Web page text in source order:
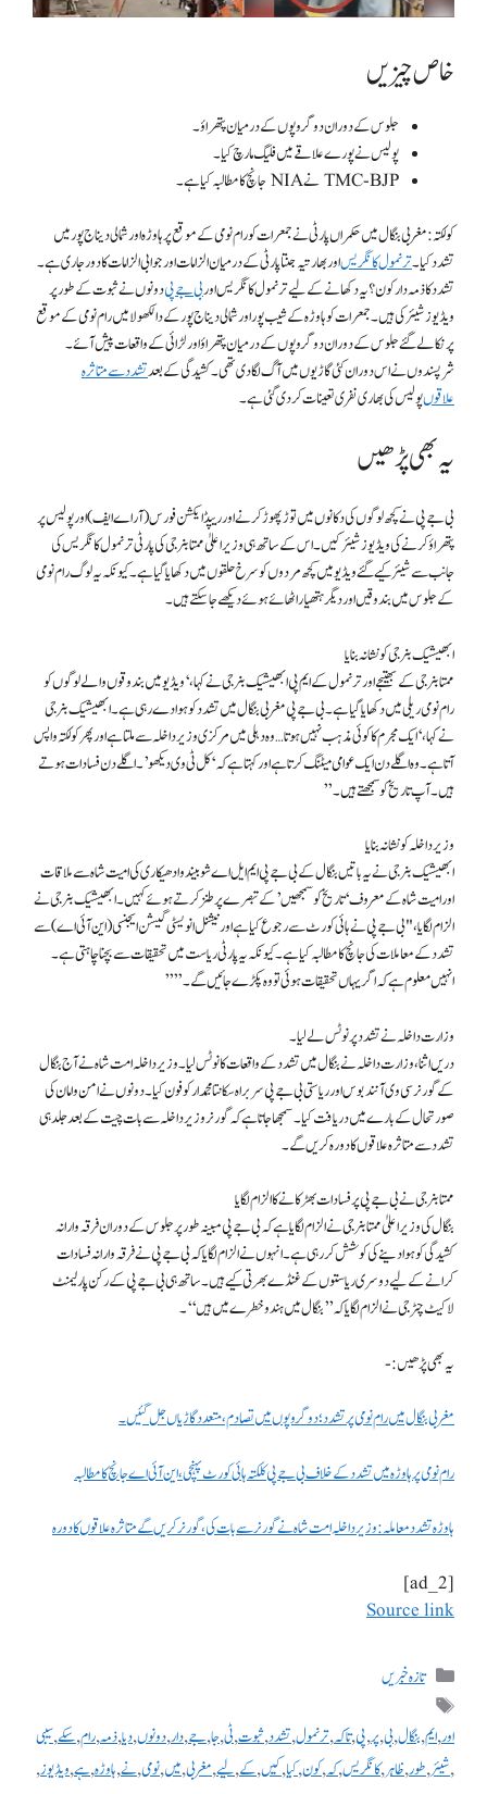
خاص چیزیں
جلوس کے دوران دو گروپوں کے درمیان پتھراؤ۔
پولیس نے پورے علاقے میں فلیگ مارچ کیا۔
TMC-BJP نے NIA جانچ کا مطالبہ کیا ہے۔
کولکتہ:مغربی بنگال میں حکمراں پارٹی نے جمعرات کو رام نومی کے موقع پر ہاوڑہ اور شمالی دیناج پور میں
تشدد کیا۔ترنمول کانگریساور بھارتیہ جنتا پارٹی کے درمیان الزامات اور جوابی الزامات کا دور جاری ہے۔
تشدد کا ذمہ دار کون؟ یہ دکھانے کے لیے ترنمول کانگریس اوربی جے پیدونوں نے ثبوت کے طور پر
ویڈیوز شیئر کی ہیں۔ جمعرات کو ہاوڑہ کے شیب پور اور شمالی دیناج پور کے دالکھولا میں رام نومی کے موقع
پر نکالے گئے جلوس کے دوران دو گروپوں کے درمیان پتھراؤ اور لڑائی کے واقعات پیش آئے۔
شرپسندوں نے اس دوران کئی گاڑیوں میں آگ لگا دی تھی۔ کشیدگی کے بعدتشدد سے متاثرہ
علاقوںپولیس کی بھاری نفری تعینات کر دی گئی ہے۔
یہ بھی پڑھیں
بی جے پی نے کچھ لوگوں کی دکانوں میں توڑ پھوڑ کرنے اور ریپڈ ایکشن فورس (آر اے ایف) اور پولیس پر
پتھراؤ کرنے کی ویڈیوز شیئر کیں۔ اس کے ساتھ ہی وزیر اعلیٰ ممتا بنرجی کی پارٹی ترنمول کانگریس کی
جانب سے شیئر کیے گئے ویڈیو میں کچھ مردوں کو سرخ حلقوں میں دکھایا گیا ہے۔ کیونکہ یہ لوگ رام نومی
کے جلوس میں بندوقیں اور دیگر ہتھیار اٹھائے ہوئے دیکھے جا سکتے ہیں۔
ابھیشیک بنرجی کو نشانہ بنایا
ممتا بنرجی کے بھتیجے اور ترنمول کے ایم پی ابھیشیک بنرجی نے کہا، ‘ویڈیو میں بندوقوں والے لوگوں کو
رام نومی ریلی میں دکھایا گیا ہے۔ بی جے پی مغربی بنگال میں تشدد کو ہوا دے رہی ہے۔ ابھیشیک بنرجی
نے کہا، ‘ایک مجرم کا کوئی مذہب نہیں ہوتا… وہ دہلی میں مرکزی وزیر داخلہ سے ملتا ہے اور پھر کولکتہ واپس
آتا ہے۔ وہ اگلے دن ایک عوامی میٹنگ کرتا ہے اور کہتا ہے کہ ‘کل ٹی وی دیکھو’۔ اگلے دن فسادات ہوتے
ہیں۔ آپ تاریخ کو سمجھتے ہیں۔”
وزیر داخلہ کو نشانہ بنایا
ابھیشیک بنرجی نے یہ باتیں بنگال کے بی جے پی ایم ایل اے شوبیندو ادھیکاری کی امیت شاہ سے ملاقات
اور امیت شاہ کے معروف ‘تاریخ کو سمجھیں’ کے تبصرے پر طنز کرتے ہوئے کہیں۔ ابھیشیک بنرجی نے
الزام لگایا، "بی جے پی نے ہائی کورٹ سے رجوع کیا ہے اور نیشنل انویسٹی گیشن ایجنسی (این آئی اے) سے
تشدد کے معاملات کی جانچ کا مطالبہ کیا ہے۔ کیونکہ یہ پارٹی ریاست میں تحقیقات سے بچنا چاہتی ہے۔
انہیں معلوم ہے کہ اگر یہاں تحقیقات ہوئی تو وہ پکڑے جائیں گے۔” ”
وزارت داخلہ نے تشدد پر نوٹس لے لیا۔
دریں اثنا، وزارت داخلہ نے بنگال میں تشدد کے واقعات کا نوٹس لیا۔ وزیر داخلہ امت شاہ نے آج بنگال
کے گورنر سی وی آنند بوس اور ریاستی بی جے پی سربراہ سکانتا مجمدار کو فون کیا۔ دونوں نے امن و امان کی
صورتحال کے بارے میں دریافت کیا۔ سمجھا جاتا ہے کہ گورنر وزیر داخلہ سے بات چیت کے بعد جلد ہی
تشدد سے متاثرہ علاقوں کا دورہ کریں گے۔
ممتا بنرجی نے بی جے پی پر فسادات بھڑکانے کا الزام لگایا
بنگال کی وزیر اعلیٰ ممتا بنرجی نے الزام لگایا ہے کہ بی جے پی مبینہ طور پر جلوس کے دوران فرقہ وارانہ
کشیدگی کو ہوا دینے کی کوشش کر رہی ہے۔ انہوں نے الزام لگایا کہ بی جے پی نے فرقہ وارانہ فسادات
کرانے کے لیے دوسری ریاستوں کے غنڈے بھرتی کیے ہیں۔ ساتھ ہی بی جے پی کے رکن پارلیمنٹ
لاکیٹ چٹرجی نے الزام لگایا کہ ’’بنگال میں ہندو خطرے میں ہیں‘‘۔
یہ بھی پڑھیں:-
مغربی بنگال میں رام نومی پر تشدد؛ دو گروپوں میں تصادم، متعدد گاڑیاں جل گئیں۔
رام نومی پر ہاوڑہ میں تشدد کے خلاف بی جے پی کلکتہ ہائی کورٹ پہنچی، این آئی اے جانچ کا مطالبہ
ہاوڑہ تشدد معاملہ: وزیر داخلہ امت شاہ نے گورنر سے بات کی، گورنر کریں گے متاثرہ علاقوں کا دورہ
[ad_2]
Source link
تازہ خبریں
اور,ایم,بنگال,بی,پر,پی,تاکہ,ترنمول,تشدد,ثبوت,ٹی,جا,جے,دار,دونوں,دیا,ذمہ,رام,سکے,سیبی
,شیئر,طور,ظاہر,کانگریس,کہ,کون,کیا,کیں,کے,لیے,مغربی,میں,نومی,نے,ہاوڑہ,ہے,ویڈیوز,